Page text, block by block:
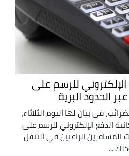
للرسم على
الحدود البرية
في بيان لها اليوم الثلاثاء،
الدفع الإلكتروني للرسم على
الراغبين في التنقل
...